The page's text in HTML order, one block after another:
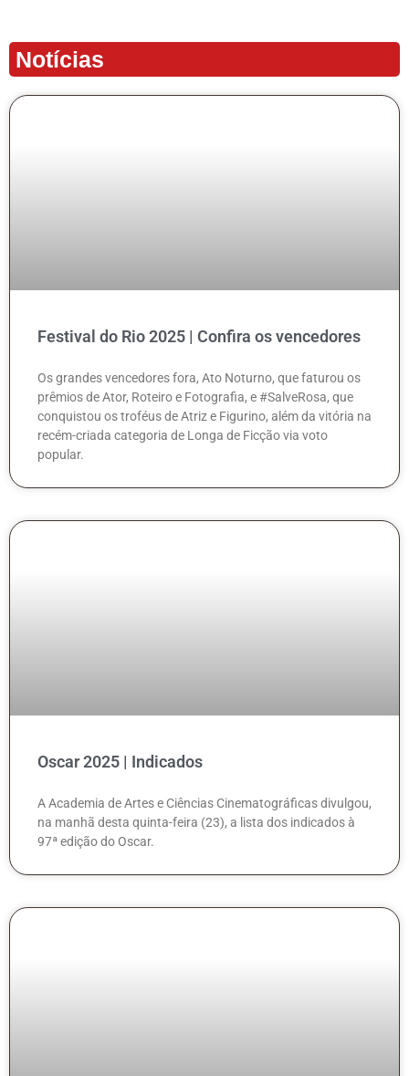
Notícias
Festival do Rio 2025 | Confira os vencedores
Os grandes vencedores fora, Ato Noturno, que faturou os
prêmios de Ator, Roteiro e Fotografia, e #SalveRosa, que
conquistou os troféus de Atriz e Figurino, além da vitória na
recém-criada categoria de Longa de Ficção via voto
popular.
Oscar 2025 | Indicados
A Academia de Artes e Ciências Cinematográficas divulgou,
na manhã desta quinta-feira (23), a lista dos indicados à
97ª edição do Oscar.